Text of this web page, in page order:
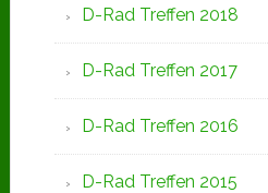
D-Rad Treffen 2018
D-Rad Treffen 2017
D-Rad Treffen 2016
D-Rad Treffen 2015